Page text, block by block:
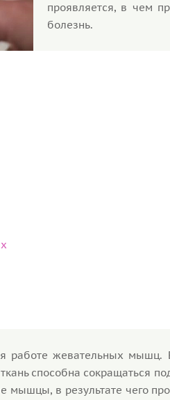
проявляется, в чем
болезнь.
работе жевательных мышц.
способна сокращаться
мышцы, в результате чего